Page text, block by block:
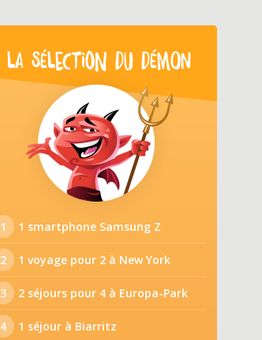
LA SÉLECTION DU DÉMON
1 1 smartphone Samsung Z
2 1 voyage pour 2 à New York
3 2 séjours pour 4 à Europa-Park
4 1 séjour à Biarritz